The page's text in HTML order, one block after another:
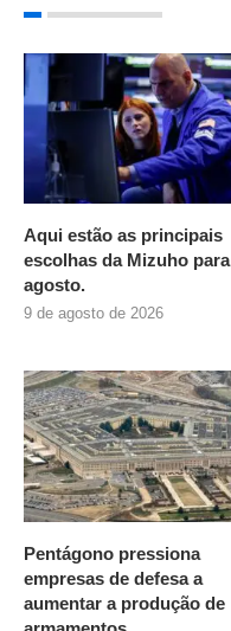
Aqui estão as principais
escolhas da Mizuho para
agosto.
9 de agosto de 2026
Pentágono pressiona
empresas de defesa a
aumentar a produção de